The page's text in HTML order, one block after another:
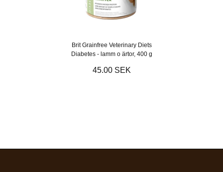
Brit Grainfree Veterinary Diets
Diabetes - lamm o ärtor, 400 g
45.00 SEK